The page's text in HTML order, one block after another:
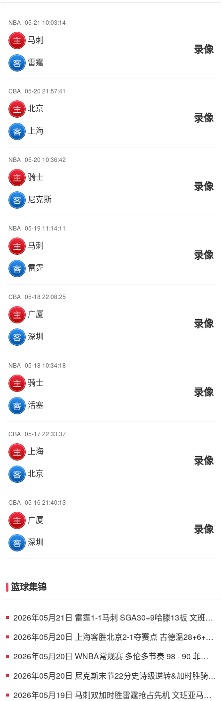
NBA 05-21 10:03:14
马刺
雷霆
录像
CBA 05-20 21:57:41
北京
上海
录像
NBA 05-20 10:36:42
骑士
尼克斯
录像
NBA 05-19 11:14:11
马刺
雷霆
录像
CBA 05-18 22:08:25
广厦
深圳
录像
NBA 05-18 10:34:18
骑士
活塞
录像
CBA 05-17 22:33:37
上海
北京
录像
CBA 05-16 21:40:13
广厦
深圳
录像
篮球集锦
2026年05月21日 雷霆1-1马刺 SGA30+9哈滕13板 文班
2026年05月20日 上海客胜北京2-1夺赛点 古德温28+6+6
2026年05月20日 WNBA常规赛 多伦多节奏 98 - 90 菲尼
2026年05月20日 尼克斯末节22分史诗级逆转&加时胜骑士
2026年05月19日 马刺双加时胜雷霆抢占先机 文班亚马